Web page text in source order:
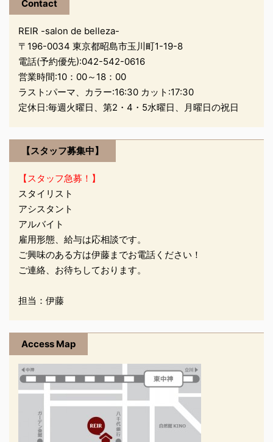
ただいています！！ で
も、自宅に帰って自分で
洗っても、 スッキリしな
い… ネイルなどしてい
て、髪が引っかかる… 手
に力が入らない… など、
美容師が頭皮まで指を通
して洗うようには できな
なく、頭皮を清潔にする
ことは、 大切です そこ
で、こ ...
Contact
REIR -salon de belleza-
〒196-0034 東京都昭島市玉川町1-19-8
電話(予約優先):042-542-0616
営業時間:10：00～18：00
ラスト:パーマ、カラー:16:30 カット:17:30
定休日:毎週火曜日、第2・4・5水曜日、月曜日の祝日
【スタッフ募集中】
【スタッフ急募！】
スタイリスト
アシスタント
アルバイト
雇用形態、給与は応相談です。
ご興味のある方は伊藤までお電話ください！
ご連絡、お待ちしております。
担当：伊藤
Access Map